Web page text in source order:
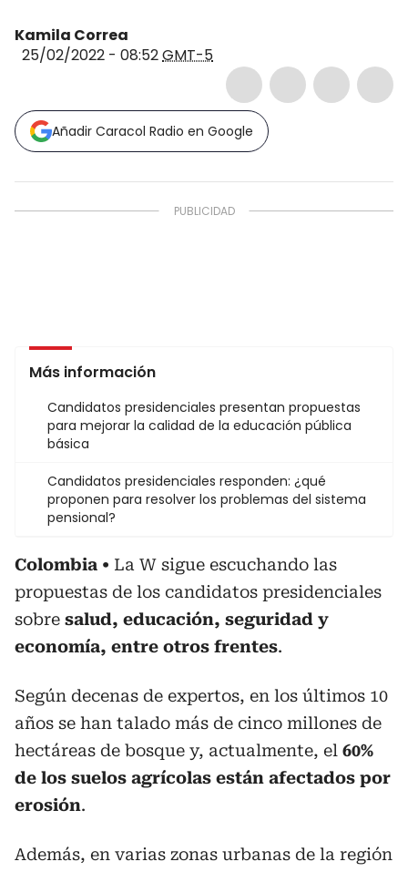
Kamila Correa
25/02/2022 - 08:52GMT-5
Añadir Caracol Radio en Google
Más información
Candidatos presidenciales presentan propuestas
para mejorar la calidad de la educación pública
básica
Candidatos presidenciales responden: ¿qué
proponen para resolver los problemas del sistema
pensional?
Colombia
La W sigue escuchando las
propuestas de los candidatos presidenciales
sobre salud, educación, seguridad y
economía, entre otros frentes.
Según decenas de expertos, en los últimos 10
años se han talado más de cinco millones de
hectáreas de bosque y, actualmente, el 60%
de los suelos agrícolas están afectados por
erosión.
Además, en varias zonas urbanas de la región